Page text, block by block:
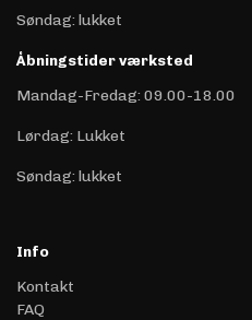
Søndag: lukket
Åbningstider værksted
Mandag-Fredag: 09.00-18.00
Lørdag: Lukket
Søndag: lukket
Info
Kontakt
FAQ